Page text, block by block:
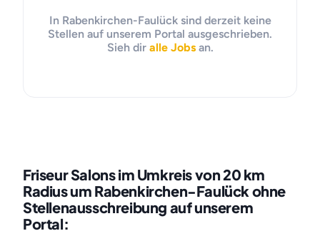
In Rabenkirchen-Faulück sind derzeit keine
Stellen auf unserem Portal ausgeschrieben.
Sieh dir alle Jobsan.
Friseur Salons im Umkreis von 20 km
Radius um Rabenkirchen-Faulück ohne
Stellenausschreibung auf unserem
Portal: